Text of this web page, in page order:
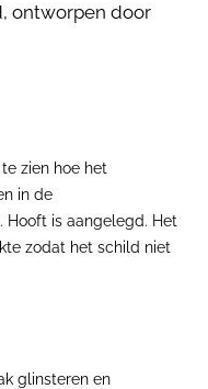
ontworpen door
zien hoe het
in de
Hooft is aangelegd. Het
zodat het schild niet
glinsteren en